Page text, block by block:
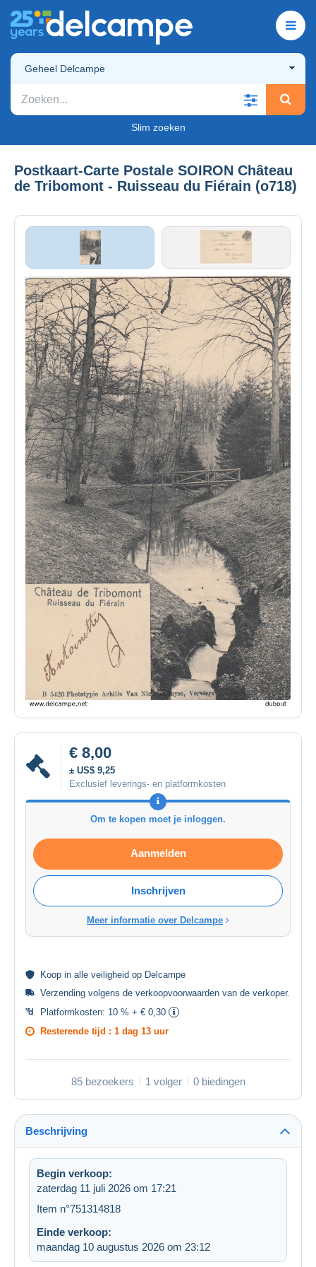
Geheel Delcampe
Slim zoeken
Postkaart-Carte Postale SOIRON Château
de Tribomont - Ruisseau du Fiérain (o718)
€ 8,00
± US$ 9,25
Exclusief leverings- en platformkosten
Om te kopen moet je inloggen.
Aanmelden
Inschrijven
Meer informatie over Delcampe
Koop in alle veiligheid op Delcampe
Verzending volgens de verkoopvoorwaarden van de verkoper.
Platformkosten: 10 % + € 0,30
Resterende tijd : 1 dag 13 uur
85 bezoekers 1 volger 0 biedingen
Beschrijving
Begin verkoop:
zaterdag 11 juli 2026 om 17:21
Item n°751314818
Einde verkoop:
maandag 10 augustus 2026 om 23:12